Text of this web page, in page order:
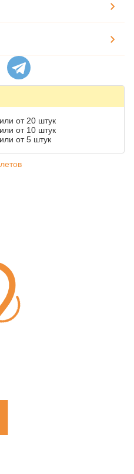
от 20 штук
от 10 штук
от 5 штук